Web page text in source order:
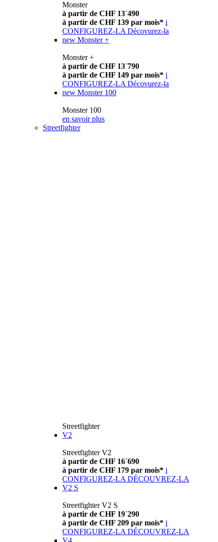
Monster
à partir de CHF 13´490
à partir de CHF 139 par mois* i
CONFIGUREZ-LA Décovurez-la
new Monster +
Monster +
à partir de CHF 13´790
à partir de CHF 149 par mois* i
CONFIGUREZ-LA Décovurez-la
new Monster 100
Monster 100
en savoir plus
Streetfighter
Streetfighter
V2
Streetfighter V2
à partir de CHF 16´690
à partir de CHF 179 par mois* i
CONFIGUREZ-LA DÉCOUVREZ-LA
V2 S
Streetfighter V2 S
à partir de CHF 19´290
à partir de CHF 209 par mois* i
CONFIGUREZ-LA DÉCOUVREZ-LA
V4